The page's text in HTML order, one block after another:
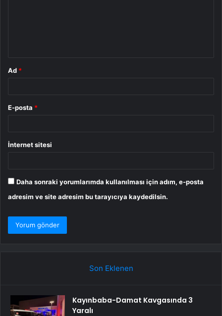
Ad *
E-posta *
İnternet sitesi
Daha sonraki yorumlarımda kullanılması için adım, e-posta
adresim ve site adresim bu tarayıcıya kaydedilsin.
Son Eklenen
Kayınbaba-Damat Kavgasında 3
Yaralı